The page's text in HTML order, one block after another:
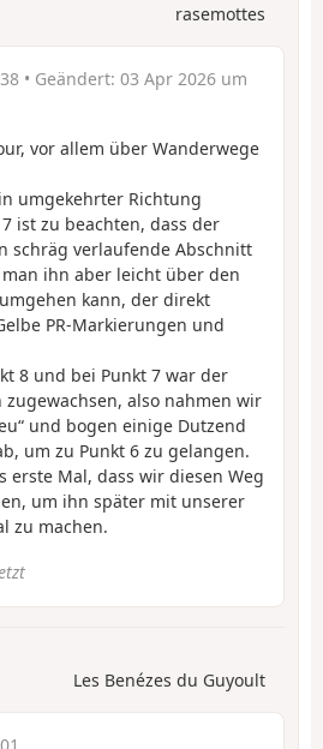
rasemottes
• Geändert: 03 Apr 2026 um
vor allem über Wanderwege
umgekehrter Richtung
ist zu beachten, dass der
schräg verlaufende Abschnitt
ihn aber leicht über den
kann, der direkt
PR-Markierungen und
8 und bei Punkt 7 war der
zugewachsen, also nahmen wir
und bogen einige Dutzend
um zu Punkt 6 zu gelangen.
erste Mal, dass wir diesen Weg
um ihn später mit unserer
zu machen.
Les Benézes du Guyoult